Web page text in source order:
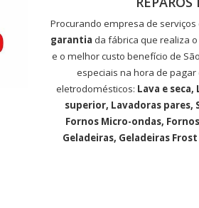
Procurando empresa de serviços
garantia da fábrica que realiza
e o melhor custo benefício de
especiais na hora de pagar
eletrodomésticos: Lava e
superior, Lavadoras pares,
Fornos Micro-ondas,
Geladeiras, Geladeiras